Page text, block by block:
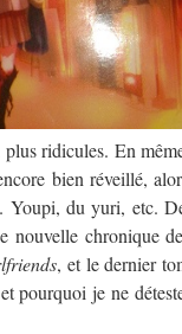
ridicules. En
bien réveillé,
du yuri, etc.
chronique
, et le dernier
pourquoi je ne